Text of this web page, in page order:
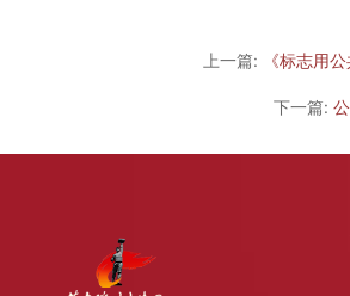
上一篇: 《标志用
下一篇: